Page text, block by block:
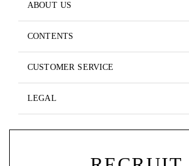
ABOUT US
CONTENTS
CUSTOMER SERVICE
LEGAL